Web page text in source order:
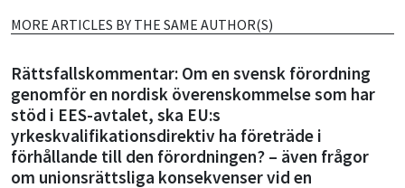
MORE ARTICLES BY THE SAME AUTHOR(S)
Rättsfallskommentar: Om en svensk för­ordning
genomför en nordisk överens­kommelse som har
stöd i EES-avtalet, ska EU:s
yrkeskvalifikationsdirektiv ha företräde i
förhållande till den förordningen? – även frågor
om unionsrättsliga konsekvenser vid en